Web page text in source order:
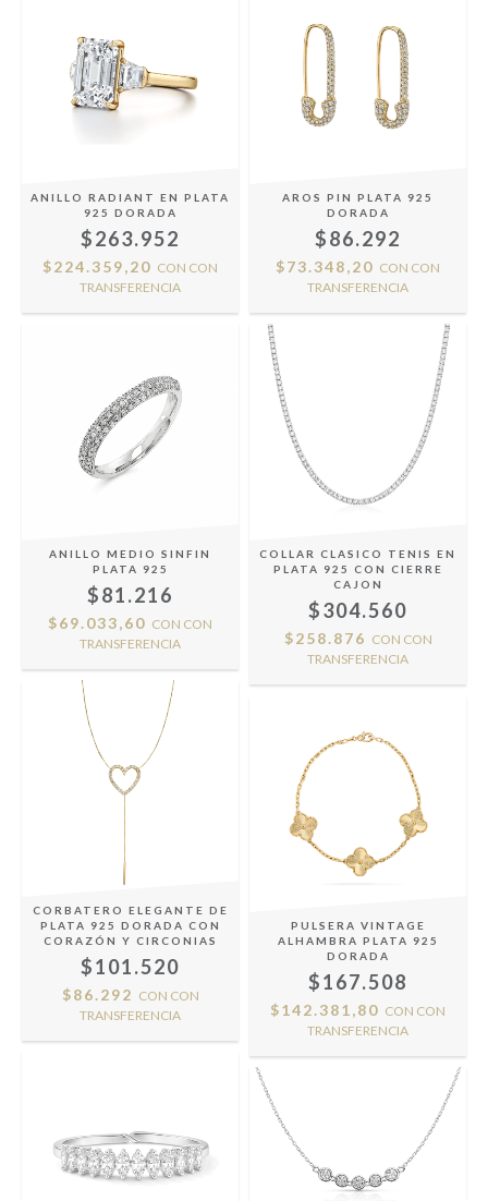
ANILLO RADIANT EN PLATA
925 DORADA
$263.952
$224.359,20 CON CON
TRANSFERENCIA
AROS PIN PLATA 925
DORADA
$86.292
$73.348,20 CON CON
TRANSFERENCIA
ANILLO MEDIO SINFIN
PLATA 925
$81.216
$69.033,60 CON CON
TRANSFERENCIA
COLLAR CLASICO TENIS EN
PLATA 925 CON CIERRE
CAJON
$304.560
$258.876 CON CON
TRANSFERENCIA
CORBATERO ELEGANTE DE
PLATA 925 DORADA CON
CORAZÓN Y CIRCONIAS
$101.520
$86.292 CON CON
TRANSFERENCIA
PULSERA VINTAGE
ALHAMBRA PLATA 925
DORADA
$167.508
$142.381,80 CON CON
TRANSFERENCIA